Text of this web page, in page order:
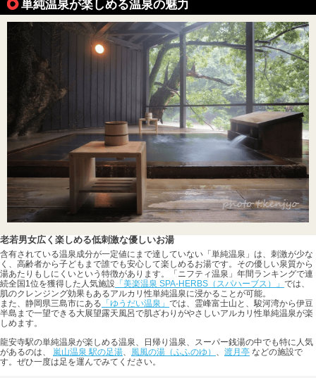
単純温泉が楽しめる温泉の魅力
老若男女広く楽しめる低刺激な優しいお湯
含有されている温泉成分が一定値にまで達していない「単純温泉」は、刺激が少な
く、高齢者から子どもまで誰でも安心して楽しめるお湯です。その優しい泉質から
湯あたりもしにくいという特徴があります。「ニフティ温泉」年間ランキングで連
続全国1位を獲得した人気施設 「美楽温泉 SPA-HERBS（スパハーブス）」 では、
肌のクレンジング効果もあるアルカリ性単純温泉に浸かることが可能。
また、静岡県三島市にある 「ゆうだい温泉」 では、霊峰富士山と、駿河湾から伊豆
半島まで一望できる大展望露天風呂で肌ざわりがやさしいアルカリ性単純温泉が楽
しめます。
龍安寺駅の単純温泉が楽しめる温泉、日帰り温泉、スーパー銭湯の中でも特に人気
があるのは、 嵐山温泉 駅の足湯 風風の湯（ふふのゆ） 渡月亭 などの施設で
す。ぜひ一度は足を運んでみてください。